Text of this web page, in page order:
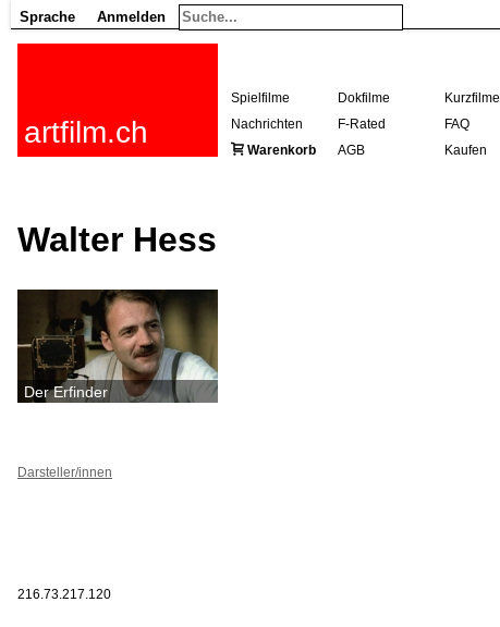
Sprache Anmelden
artfilm.ch
Spielfilme Dokfilme Kurzfilme
Nachrichten
F-Rated FAQ
Warenkorb
AGB Kaufen
Walter Hess
Der Erfinder
Darsteller/innen
216.73.217.120